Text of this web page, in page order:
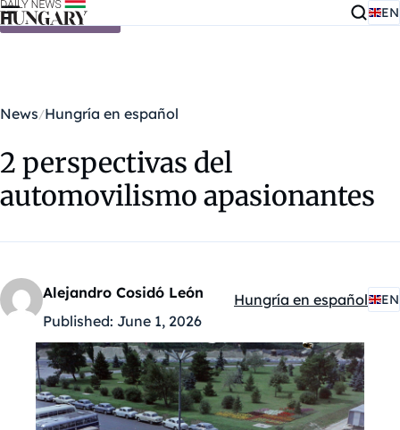
Skip to content EN
News Hungría en español
2 perspectivas del
automovilismo apasionantes
Alejandro Cosidó León
Published: June 1, 2026
Kategóriák:
Hungría en español EN